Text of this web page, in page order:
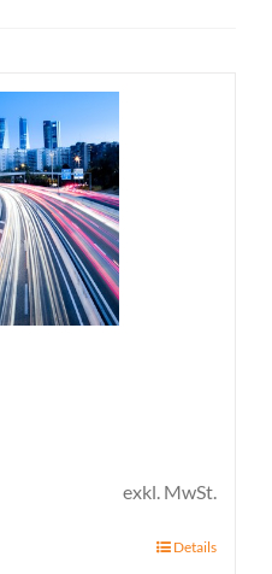
exkl. MwSt.
Details